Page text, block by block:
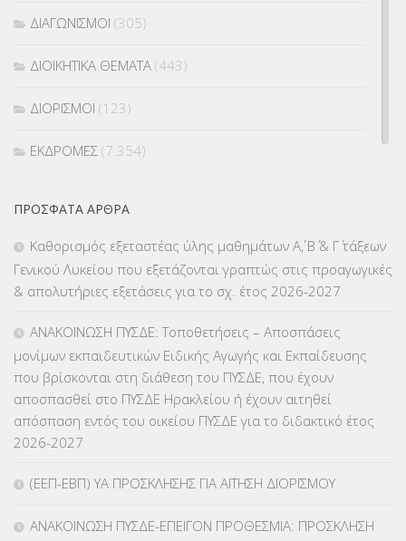
ΔΙΑΓΩΝΙΣΜΟΙ (305)
ΔΙΟΙΚΗΤΙΚΑ ΘΕΜΑΤΑ (443)
ΔΙΟΡΙΣΜΟΙ (123)
ΕΚΔΡΟΜΕΣ (7.354)
(366)
ΕΠΙΜΟΡΦΩΣΗ Τ.Π.Ε.(10)
ΚΕΣΥ(60)
ΚΕΣΥΠ(109)
ΚΠγ – ΚΡΑΤΙΚΟ ΠΙΣΤΟΠΟΙΗΤΙΚΟ ΓΛΩΣΣΟΜΑΘΕΙΑΣ
ΚΠπ- ΚΡΑΤΙΚΟ ΠΙΣΤΟΠΟΙΗΤΙΚΟ ΠΛΗΡΟΦΟΡΙΚΗΣ(12)
ΛΟΙΠΑ(309)
ΠΡΌΣΦΑΤΑ ΆΡΘΡΑ
Καθορισμός εξεταστέας ύλης μαθημάτων Α΄, Β΄ & Γ΄ τάξεων
Γενικού Λυκείου που εξετάζονται γραπτώς στις προαγωγικές
& απολυτήριες εξετάσεις για το σχ. έτος 2026-2027
ΑΝΑΚΟΙΝΩΣΗ ΠΥΣΔΕ: Τοποθετήσεις – Αποσπάσεις
μονίμων εκπαιδευτικών Ειδικής Αγωγής και Εκπαίδευσης
που βρίσκονται στη διάθεση του ΠΥΣΔΕ, που έχουν
αποσπασθεί στο ΠΥΣΔΕ Ηρακλείου ή έχουν αιτηθεί
απόσπαση εντός του οικείου ΠΥΣΔΕ για το διδακτικό έτος
2026-2027
(ΕΕΠ-ΕΒΠ) ΥΑ ΠΡΟΣΚΛΗΣΗΣ ΓΙΑ ΑΙΤΗΣΗ ΔΙΟΡΙΣΜΟΥ
ΑΝΑΚΟΙΝΩΣΗ ΠΥΣΔΕ-ΕΠΕΙΓΟΝ ΠΡΟΘΕΣΜΙΑ: ΠΡΟΣΚΛΗΣΗ